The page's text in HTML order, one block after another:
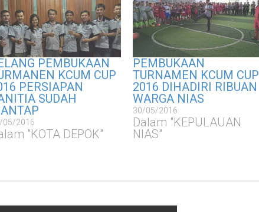
PEMBUKAAN
KCUM CUP
PERSIAPAN
SUDAH
05/2016
"KOTA DEPOK"
PEMBUKAAN
TURNAMEN KCUM CUP
2016 DIHADIRI RIBUAN
WARGA NIAS
30/05/2016
Dalam "KEPULAUAN
NIAS"